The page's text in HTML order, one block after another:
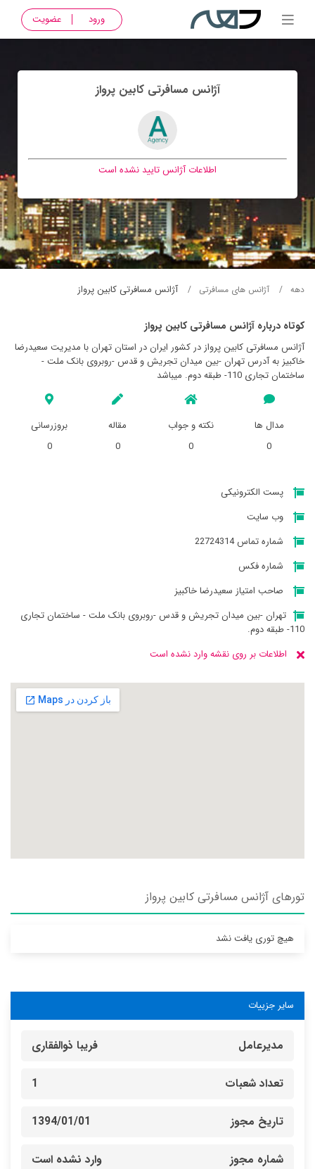
ورود عضویت
آژانس مسافرتی کابين پرواز
اطلاعات آژانس تایید نشده است
دهه آژانس های مسافرتی آژانس مسافرتی کابين پرواز
کوتاه درباره آژانس مسافرتی کابين پرواز
آژانس مسافرتی کابين پرواز در کشور ایران در استان تهران با مدیریت سعیدرضا
خاکبیز به آدرس تهران -بین میدان تجریش و قدس -روبروی بانک ملت -
ساختمان تجاری 110- طبقه دوم. میباشد
مدال ها
0
نکته و جواب
0
مقاله
0
بروزرسانی
0
پست الکترونیکی
وب سایت
شماره تماس 22724314
شماره فکس
صاحب امتیاز سعیدرضا خاکبیز
تهران -بین میدان تجریش و قدس -روبروی بانک ملت - ساختمان تجاری
110- طبقه دوم.
اطلاعات بر روی نقشه وارد نشده است
تورهای آژانس مسافرتی کابين پرواز
هیچ توری یافت نشد
سایر جزییات
مدیرعامل فریبا ذوالفقاری
تعداد شعبات 1
تاریخ مجوز 1394/01/01
شماره مجوز وارد نشده است